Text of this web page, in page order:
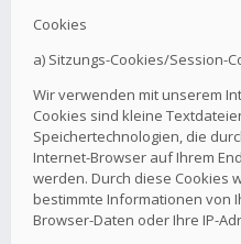
Cookies
a) Sitzungs-Cookies/Session-
Wir verwenden mit unserem
Cookies sind kleine
Speichertechnologien, die
Internet-Browser auf Ihrem
werden. Durch diese Cookies
bestimmte Informationen von
Browser-Daten oder Ihre IP-